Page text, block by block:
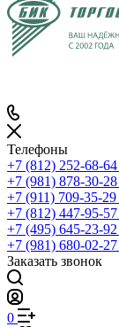
Телефоны
+7 (812) 252-68-64
+7 (981) 878-30-28
+7 (911) 709-35-29
+7 (812) 447-95-57
+7 (495) 645-23-92
+7 (981) 680-02-27
Заказать звонок
0